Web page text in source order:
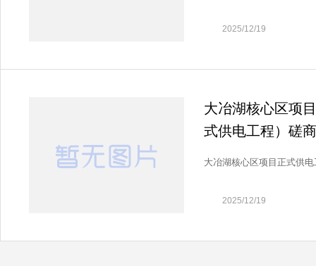
2025/12/19
大冶湖核心区项
式供电工程）磋
大冶湖核心区项目正式供
2025/12/19